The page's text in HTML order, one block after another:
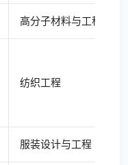
高分子材料与工程
纺织工程
服装设计与工程